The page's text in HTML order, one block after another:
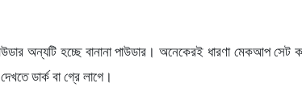
অন্যটি হচ্ছে বানানা পাউডার। অনেকেরই ধারণা মেকআপ
ডার্ক বা গ্রে লাগে।